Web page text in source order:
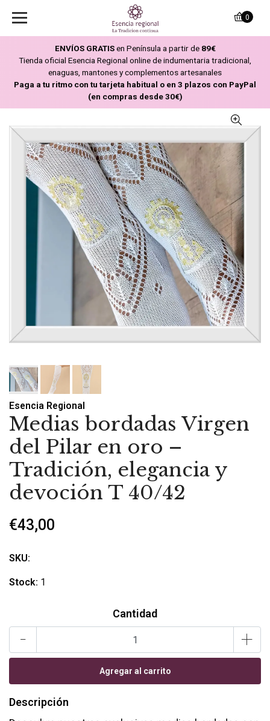
ENVÍOS GRATISen Península a partir de 89€
Tienda oficial Esencia Regional online de indumentaria tradicional,
enaguas, mantones y complementos artesanales
Paga a tu ritmo con tu tarjeta habitual o en 3 plazos con PayPal
(en compras desde 30€)
0
Esencia Regional
Medias bordadas Virgen
del Pilar en oro –
Tradición, elegancia y
devoción T 40/42
€43,00
SKU:
Stock: 1
Cantidad
- +
Descripción